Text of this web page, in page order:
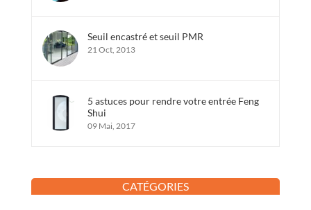
Seuil encastré et seuil PMR
21 Oct, 2013
5 astuces pour rendre votre entrée Feng
Shui
09 Mai, 2017
CATÉGORIES